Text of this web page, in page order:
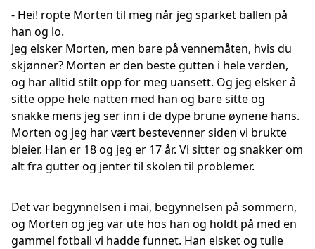
- Hei! ropte Morten til meg når jeg sparket ballen på
han og lo.
Jeg elsker Morten, men bare på vennemåten, hvis du
skjønner? Morten er den beste gutten i hele verden,
og har alltid stilt opp for meg uansett. Og jeg elsker å
sitte oppe hele natten med han og bare sitte og
snakke mens jeg ser inn i de dype brune øynene hans.
Morten og jeg har vært bestevenner siden vi brukte
bleier. Han er 18 og jeg er 17 år. Vi sitter og snakker om
alt fra gutter og jenter til skolen til problemer.
Det var begynnelsen i mai, begynnelsen på sommern,
og Morten og jeg var ute hos han og holdt på med en
gammel fotball vi hadde funnet. Han elsket og tulle